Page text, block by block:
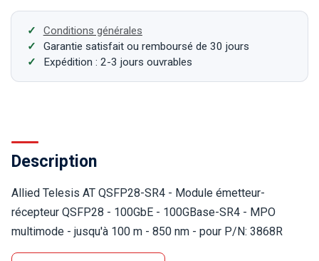
Conditions générales
Garantie satisfait ou remboursé de 30 jours
Expédition : 2-3 jours ouvrables
Description
Allied Telesis AT QSFP28-SR4 - Module émetteur-
récepteur QSFP28 - 100GbE - 100GBase-SR4 - MPO
multimode - jusqu'à 100 m - 850 nm - pour P/N: 3868R